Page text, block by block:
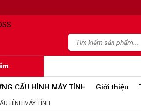
CẤU HÌNH MÁY TÍNH Giới thiệu
HÌNH MÁY TÍNH